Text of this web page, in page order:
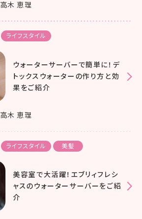
高木 恵理
ライフスタイル
ウォーターサーバーで簡単に！デ
トックスウォーターの作り方と効
果をご紹介
高木 恵理
ライフスタイル 美髪
美容室で大活躍！エブリィフレシ
ャスのウォーターサーバーをご紹
介